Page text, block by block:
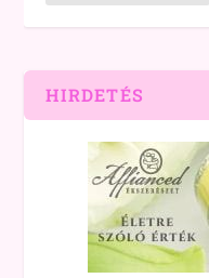
HIRDETÉS